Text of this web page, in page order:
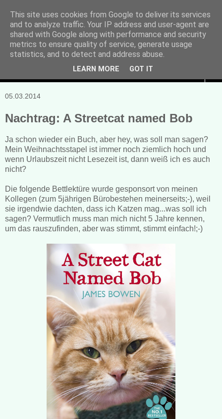
Manuela Sonntag
Bücher, Blogs & mehr
05.03.2014
Nachtrag: A Streetcat named Bob
Ja schon wieder ein Buch, aber hey, was soll man sagen?
Mein Weihnachtsstapel ist immer noch ziemlich hoch und
wenn Urlaubszeit nicht Lesezeit ist, dann weiß ich es auch
nicht?
Die folgende Bettlektüre wurde gesponsort von meinen
Kollegen (zum 5jährigen Bürobestehen meinerseits;-), weil
sie irgendwie dachten, dass ich Katzen mag...was soll ich
sagen? Vermutlich muss man mich nicht 5 Jahre kennen,
um das rauszufinden, aber was stimmt, stimmt einfach!;-)
This site uses cookies from Google to deliver its services
and to analyze traffic. Your IP address and user-agent are
shared with Google along with performance and security
metrics to ensure quality of service, generate usage
statistics, and to detect and address abuse.
LEARN MORE GOT IT